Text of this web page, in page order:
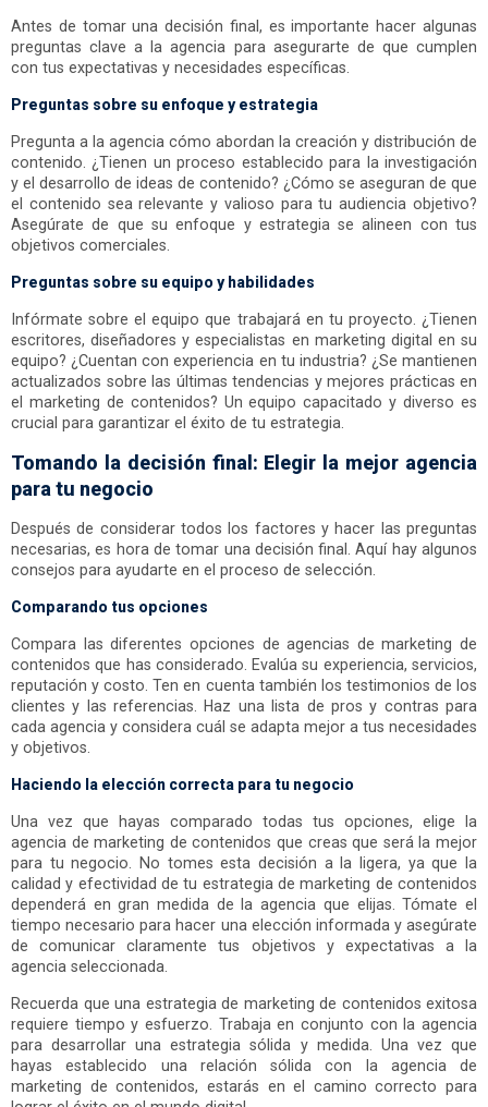
Antes de tomar una decisión final, es importante hacer algunas
preguntas clave a la agencia para asegurarte de que cumplen
con tus expectativas y necesidades específicas.
Preguntas sobre su enfoque y estrategia
Pregunta a la agencia cómo abordan la creación y distribución de
contenido. ¿Tienen un proceso establecido para la investigación
y el desarrollo de ideas de contenido? ¿Cómo se aseguran de que
el contenido sea relevante y valioso para tu audiencia objetivo?
Asegúrate de que su enfoque y estrategia se alineen con tus
objetivos comerciales.
Preguntas sobre su equipo y habilidades
Infórmate sobre el equipo que trabajará en tu proyecto. ¿Tienen
escritores, diseñadores y especialistas en marketing digital en su
equipo? ¿Cuentan con experiencia en tu industria? ¿Se mantienen
actualizados sobre las últimas tendencias y mejores prácticas en
el marketing de contenidos? Un equipo capacitado y diverso es
crucial para garantizar el éxito de tu estrategia.
Tomando la decisión final: Elegir la mejor agencia
para tu negocio
Después de considerar todos los factores y hacer las preguntas
necesarias, es hora de tomar una decisión final. Aquí hay algunos
consejos para ayudarte en el proceso de selección.
Comparando tus opciones
Compara las diferentes opciones de agencias de marketing de
contenidos que has considerado. Evalúa su experiencia, servicios,
reputación y costo. Ten en cuenta también los testimonios de los
clientes y las referencias. Haz una lista de pros y contras para
cada agencia y considera cuál se adapta mejor a tus necesidades
y objetivos.
Haciendo la elección correcta para tu negocio
Una vez que hayas comparado todas tus opciones, elige la
agencia de marketing de contenidos que creas que será la mejor
para tu negocio. No tomes esta decisión a la ligera, ya que la
calidad y efectividad de tu estrategia de marketing de contenidos
dependerá en gran medida de la agencia que elijas. Tómate el
tiempo necesario para hacer una elección informada y asegúrate
de comunicar claramente tus objetivos y expectativas a la
agencia seleccionada.
Recuerda que una estrategia de marketing de contenidos exitosa
requiere tiempo y esfuerzo. Trabaja en conjunto con la agencia
para desarrollar una estrategia sólida y medida. Una vez que
hayas establecido una relación sólida con la agencia de
marketing de contenidos, estarás en el camino correcto para